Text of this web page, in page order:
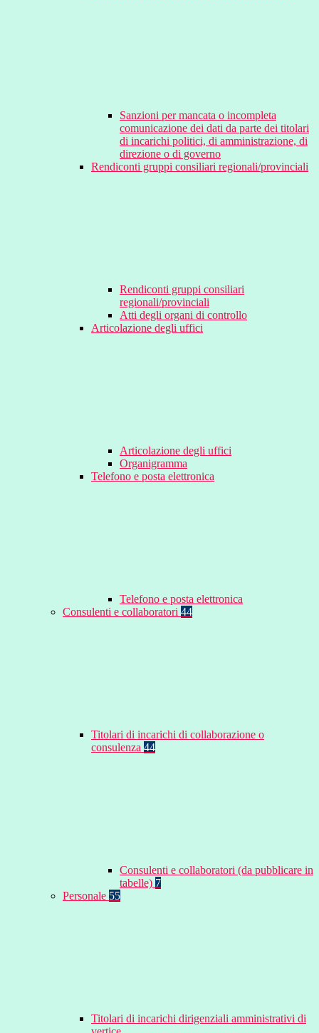
Sanzioni per mancata o incompleta
comunicazione dei dati da parte dei titolari
di incarichi politici, di amministrazione, di
direzione o di governo
Rendiconti gruppi consiliari regionali/provinciali
Rendiconti gruppi consiliari
regionali/provinciali
Atti degli organi di controllo
Articolazione degli uffici
Articolazione degli uffici
Organigramma
Telefono e posta elettronica
Telefono e posta elettronica
Consulenti e collaboratori 44
Titolari di incarichi di collaborazione o
consulenza 44
Consulenti e collaboratori (da pubblicare in
tabelle) 7
Personale 55
Titolari di incarichi dirigenziali amministrativi di